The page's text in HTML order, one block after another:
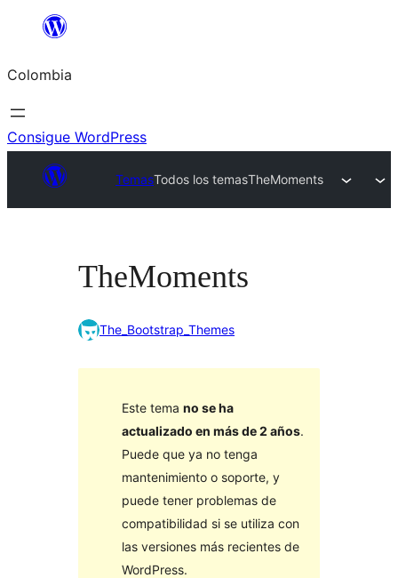
Saltar
contenido
Colombia
Consigue WordPress
TemasTodos los temasTheMoments
TheMoments
The_Bootstrap_Themes
Este tema no se ha
actualizado en más de 2 años.
Puede que ya no tenga
mantenimiento o soporte, y
puede tener problemas de
compatibilidad si se utiliza con
las versiones más recientes de
WordPress.